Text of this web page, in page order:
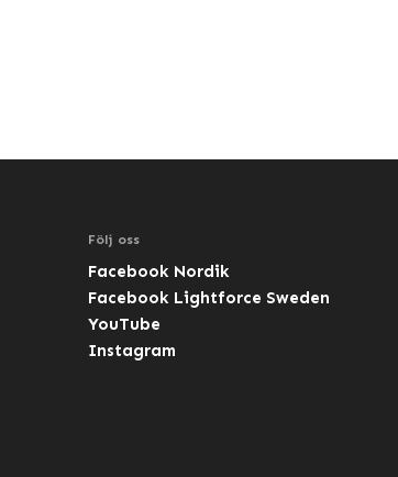
Följ oss
Facebook Nordik
Facebook Lightforce Sweden
YouTube
Instagram